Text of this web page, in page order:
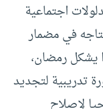
اجتماعية
في مضمار
يشكل رمضان،
تدريبية لتجديد